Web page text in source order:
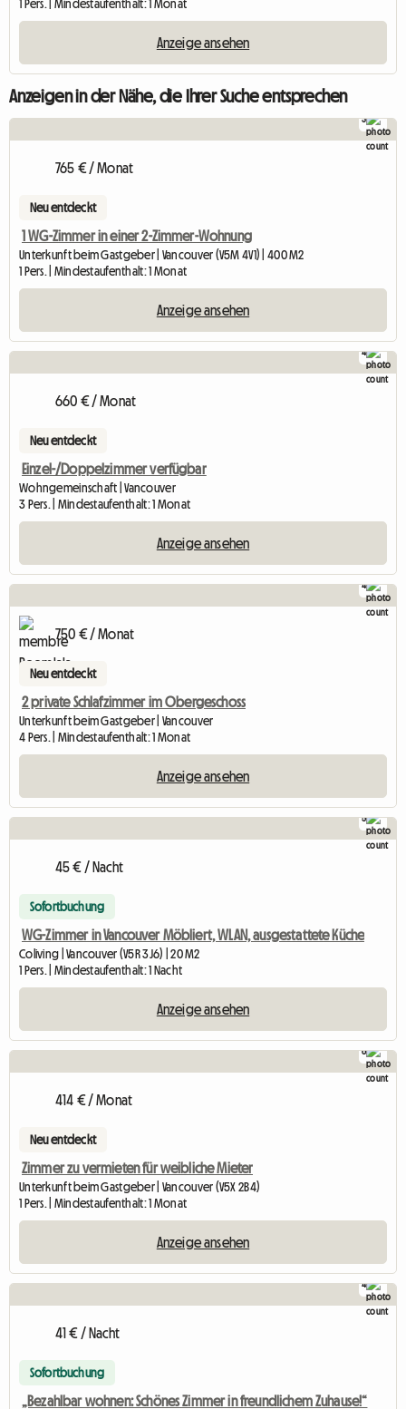
1 Pers. | Mindestaufenthalt: 1 Monat
Anzeige ansehen
Anzeigen in der Nähe, die Ihrer Suche entsprechen
3
765 € / Monat
Neu entdeckt
1 WG-Zimmer in einer 2-Zimmer-Wohnung
Unterkunft beim Gastgeber | Vancouver (V5M 4V1) | 400 M2
1 Pers. | Mindestaufenthalt: 1 Monat
Anzeige ansehen
4
660 € / Monat
Neu entdeckt
Einzel-/Doppelzimmer verfügbar
Wohngemeinschaft | Vancouver
3 Pers. | Mindestaufenthalt: 1 Monat
Anzeige ansehen
4
750 € / Monat
Neu entdeckt
2 private Schlafzimmer im Obergeschoss
Unterkunft beim Gastgeber | Vancouver
4 Pers. | Mindestaufenthalt: 1 Monat
Anzeige ansehen
5
45 € / Nacht
Sofortbuchung
WG-Zimmer in Vancouver Möbliert, WLAN, ausgestattete Küche
Coliving | Vancouver (V5R 3J6) | 20 M2
1 Pers. | Mindestaufenthalt: 1 Nacht
Anzeige ansehen
6
414 € / Monat
Neu entdeckt
Zimmer zu vermieten für weibliche Mieter
Unterkunft beim Gastgeber | Vancouver (V5X 2B4)
1 Pers. | Mindestaufenthalt: 1 Monat
Anzeige ansehen
4
41 € / Nacht
Sofortbuchung
„Bezahlbar wohnen: Schönes Zimmer in freundlichem Zuhause!“